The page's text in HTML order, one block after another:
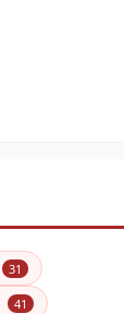
31
41